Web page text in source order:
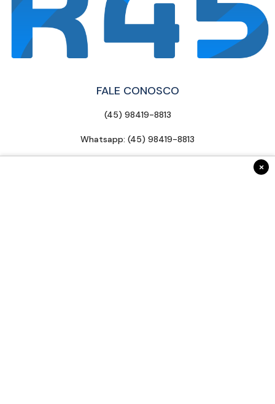
×
FALE CONOSCO
(45) 98419-8813
Whatsapp: (45) 98419-8813